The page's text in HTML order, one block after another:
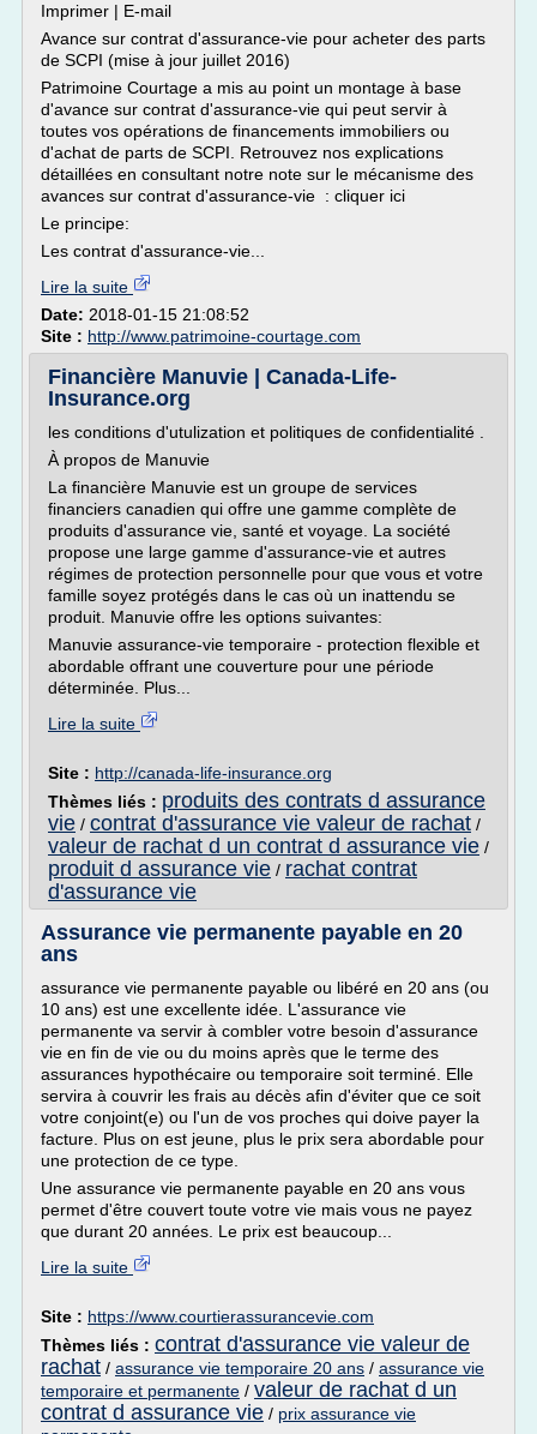
Imprimer | E-mail
Avance sur contrat d'assurance-vie pour acheter des parts
de SCPI (mise à jour juillet 2016)
Patrimoine Courtage a mis au point un montage à base
d'avance sur contrat d'assurance-vie qui peut servir à
toutes vos opérations de financements immobiliers ou
d'achat de parts de SCPI. Retrouvez nos explications
détaillées en consultant notre note sur le mécanisme des
avances sur contrat d'assurance-vie : cliquer ici
Le principe:
Les contrat d'assurance-vie...
Lire la suite
Date: 2018-01-15 21:08:52
Site : http://www.patrimoine-courtage.com
Financière Manuvie | Canada-Life-
Insurance.org
les conditions d'utulization et politiques de confidentialité .
À propos de Manuvie
La financière Manuvie est un groupe de services
financiers canadien qui offre une gamme complète de
produits d'assurance vie, santé et voyage. La société
propose une large gamme d'assurance-vie et autres
régimes de protection personnelle pour que vous et votre
famille soyez protégés dans le cas où un inattendu se
produit. Manuvie offre les options suivantes:
Manuvie assurance-vie temporaire - protection flexible et
abordable offrant une couverture pour une période
déterminée. Plus...
Lire la suite
Site : http://canada-life-insurance.org
Thèmes liés : produits des contrats d assurance
vie / contrat d'assurance vie valeur de rachat /
valeur de rachat d un contrat d assurance vie /
produit d assurance vie / rachat contrat
d'assurance vie
Assurance vie permanente payable en 20
ans
assurance vie permanente payable ou libéré en 20 ans (ou
10 ans) est une excellente idée. L'assurance vie
permanente va servir à combler votre besoin d'assurance
vie en fin de vie ou du moins après que le terme des
assurances hypothécaire ou temporaire soit terminé. Elle
servira à couvrir les frais au décès afin d'éviter que ce soit
votre conjoint(e) ou l'un de vos proches qui doive payer la
facture. Plus on est jeune, plus le prix sera abordable pour
une protection de ce type.
Une assurance vie permanente payable en 20 ans vous
permet d'être couvert toute votre vie mais vous ne payez
que durant 20 années. Le prix est beaucoup...
Lire la suite
Site : https://www.courtierassurancevie.com
Thèmes liés : contrat d'assurance vie valeur de
rachat / assurance vie temporaire 20 ans / assurance vie
temporaire et permanente / valeur de rachat d un
contrat d assurance vie / prix assurance vie